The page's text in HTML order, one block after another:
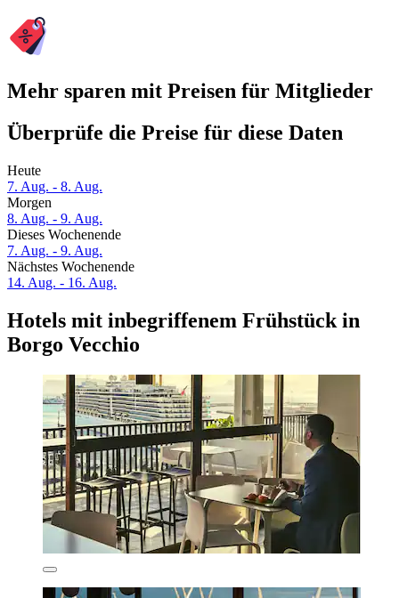
Mehr sparen mit Preisen für Mitglieder
Überprüfe die Preise für diese Daten
Heute
7. Aug. - 8. Aug.
Morgen
8. Aug. - 9. Aug.
Dieses Wochenende
7. Aug. - 9. Aug.
Nächstes Wochenende
14. Aug. - 16. Aug.
Hotels mit inbegriffenem Frühstück in
Borgo Vecchio